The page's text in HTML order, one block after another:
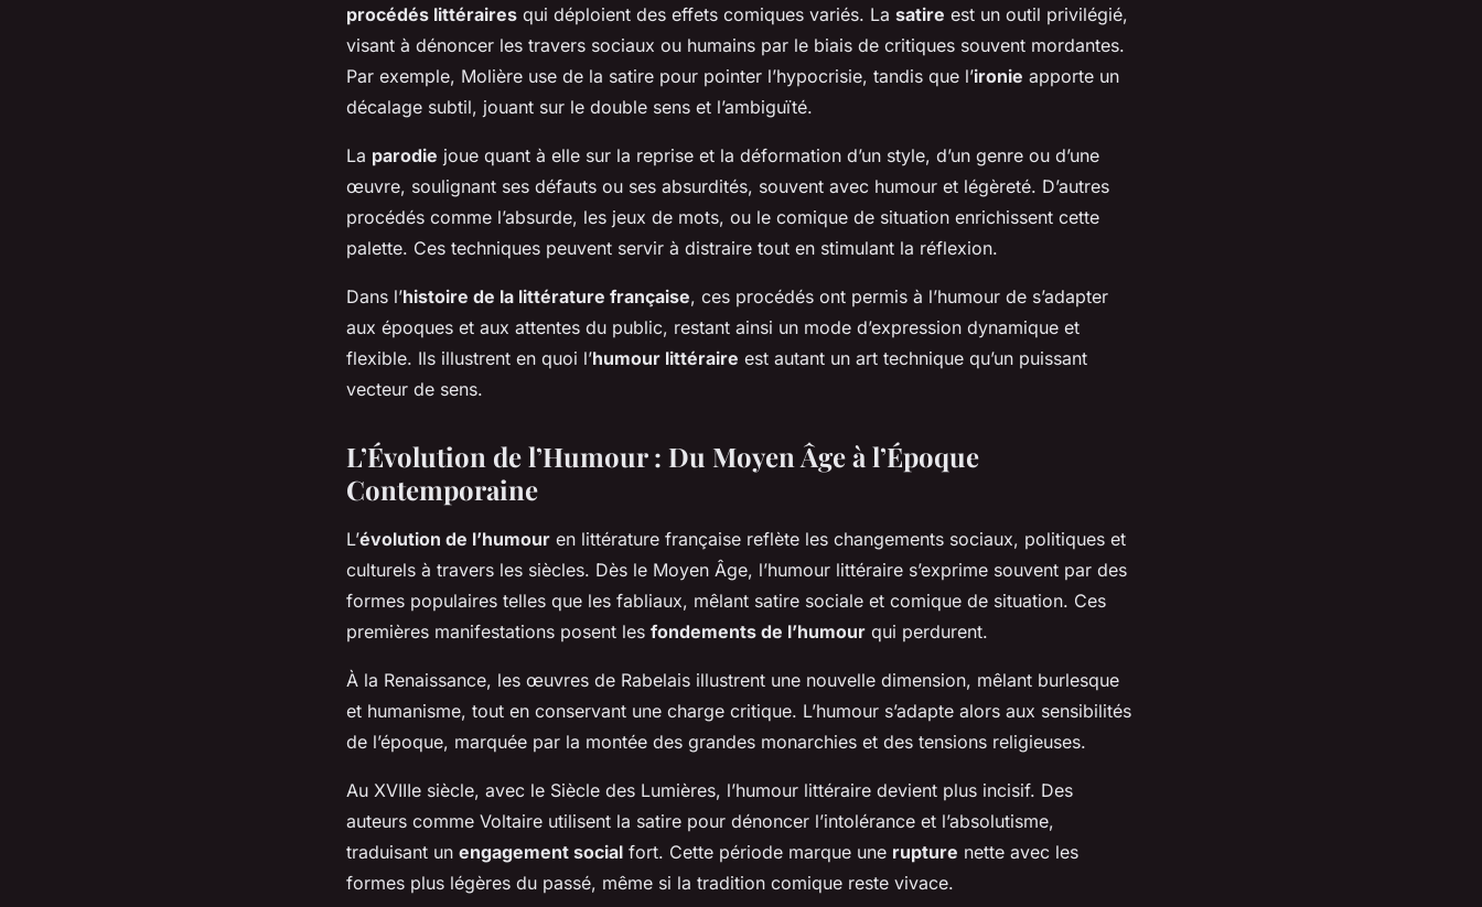
procédés littéraires qui déploient des effets comiques variés. La satire est un outil privilégié,
visant à dénoncer les travers sociaux ou humains par le biais de critiques souvent mordantes.
Par exemple, Molière use de la satire pour pointer l’hypocrisie, tandis que l’ironie apporte un
décalage subtil, jouant sur le double sens et l’ambiguïté.
La parodie joue quant à elle sur la reprise et la déformation d’un style, d’un genre ou d’une
œuvre, soulignant ses défauts ou ses absurdités, souvent avec humour et légèreté. D’autres
procédés comme l’absurde, les jeux de mots, ou le comique de situation enrichissent cette
palette. Ces techniques peuvent servir à distraire tout en stimulant la réflexion.
Dans l’histoire de la littérature française, ces procédés ont permis à l’humour de s’adapter
aux époques et aux attentes du public, restant ainsi un mode d’expression dynamique et
flexible. Ils illustrent en quoi l’humour littéraire est autant un art technique qu’un puissant
vecteur de sens.
L’Évolution de l’Humour : Du Moyen Âge à l’Époque
Contemporaine
L’évolution de l’humour en littérature française reflète les changements sociaux, politiques et
culturels à travers les siècles. Dès le Moyen Âge, l’humour littéraire s’exprime souvent par des
formes populaires telles que les fabliaux, mêlant satire sociale et comique de situation. Ces
premières manifestations posent les fondements de l’humour qui perdurent.
À la Renaissance, les œuvres de Rabelais illustrent une nouvelle dimension, mêlant burlesque
et humanisme, tout en conservant une charge critique. L’humour s’adapte alors aux sensibilités
de l’époque, marquée par la montée des grandes monarchies et des tensions religieuses.
Au XVIIIe siècle, avec le Siècle des Lumières, l’humour littéraire devient plus incisif. Des
auteurs comme Voltaire utilisent la satire pour dénoncer l’intolérance et l’absolutisme,
traduisant un engagement social fort. Cette période marque une rupture nette avec les
formes plus légères du passé, même si la tradition comique reste vivace.